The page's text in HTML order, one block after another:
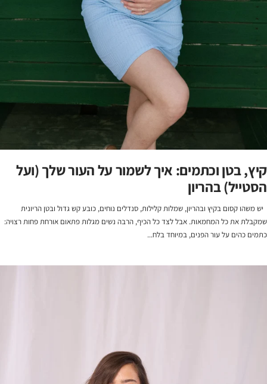
קיץ, בטן וכתמים: איך לשמור על העור שלך (ועל
הסטייל) בהריון
יש משהו קסום בקיץ ובהריון, שמלות קלילות, סנדלים נוחים, כובע קש גדול ובטן הריונית
שמקבלת את כל המחמאות. אבל לצד כל הכיף, הרבה נשים מגלות פתאום אורחת פחות רצויה:
כתמים כהים על עור הפנים, במיוחד בלח...